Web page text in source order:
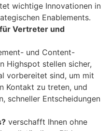
wichtige Innovationen in
Enablements.
Vertreter und
und Content-
Highspot stellen sicher,
vorbereitet sind, um mit
Kontakt zu treten, und
schneller Entscheidungen
verschafft Ihnen ohne